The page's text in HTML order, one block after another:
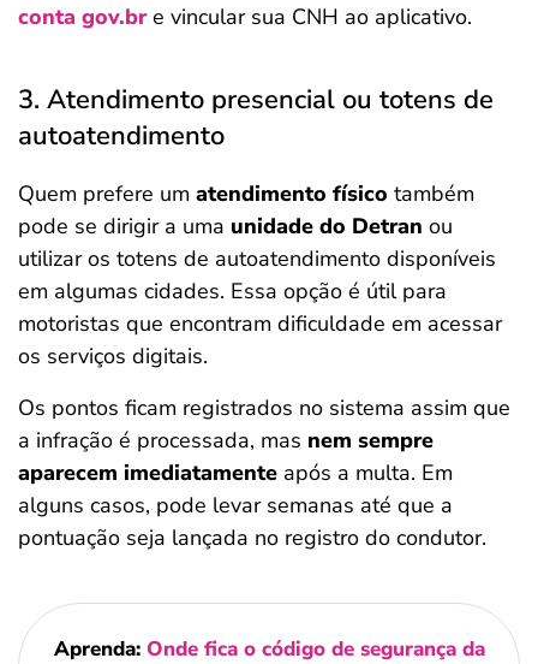
conta gov.br e vincular sua CNH ao aplicativo.
3. Atendimento presencial ou totens de
autoatendimento
Quem prefere um atendimento físico também
pode se dirigir a uma unidade do Detran ou
utilizar os totens de autoatendimento disponíveis
em algumas cidades. Essa opção é útil para
motoristas que encontram dificuldade em acessar
os serviços digitais.
Os pontos ficam registrados no sistema assim que
a infração é processada, mas nem sempre
aparecem imediatamente após a multa. Em
alguns casos, pode levar semanas até que a
pontuação seja lançada no registro do condutor.
Aprenda: Onde fica o código de segurança da